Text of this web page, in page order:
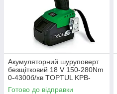
Акумуляторний шуруповерт
безщітковий 18 V 150-280Nm
0-4300б/хв TOPTUL KPB-
226AE
Готово до відправки